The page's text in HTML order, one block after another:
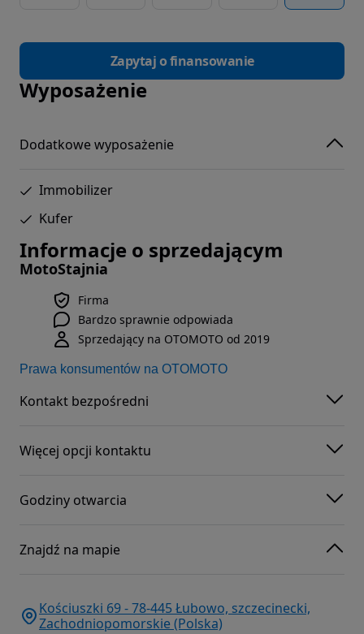
Zapytaj o finansowanie
Wyposażenie
Dodatkowe wyposażenie
Immobilizer
Kufer
Informacje o sprzedającym
MotoStajnia
Firma
Bardzo sprawnie odpowiada
Sprzedający na OTOMOTO od 2019
Prawa konsumentów na OTOMOTO
Kontakt bezpośredni
Więcej opcji kontaktu
Godziny otwarcia
Znajdź na mapie
Kościuszki 69 - 78-445 Łubowo, szczecinecki,
Zachodniopomorskie (Polska)